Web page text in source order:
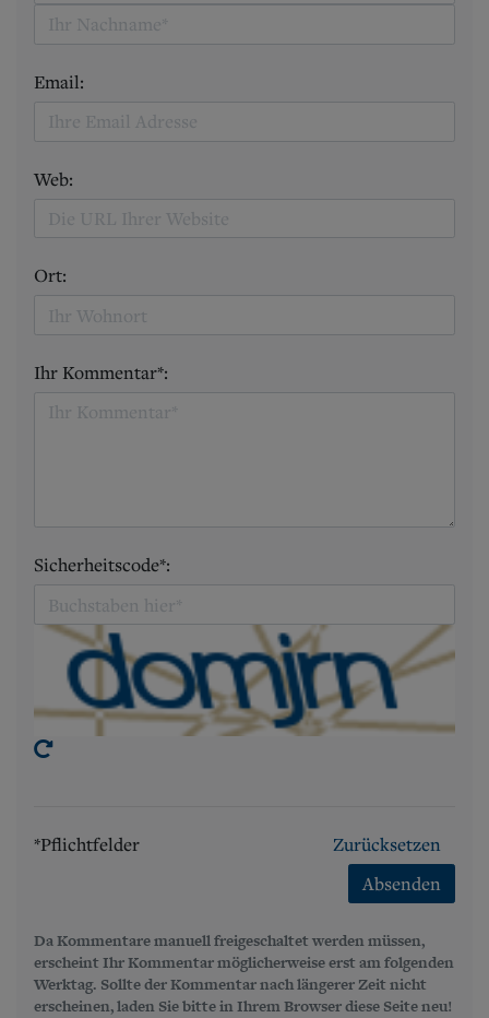
Email:
Web:
Ort:
Ihr Kommentar*:
Sicherheitscode*:
*Pflichtfelder
Zurücksetzen
Absenden
Da Kommentare manuell freigeschaltet werden müssen,
erscheint Ihr Kommentar möglicherweise erst am folgenden
Werktag. Sollte der Kommentar nach längerer Zeit nicht
erscheinen, laden Sie bitte in Ihrem Browser diese Seite neu!